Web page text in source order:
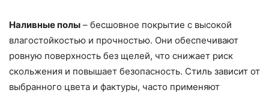
Наливные полы – бесшовное покрытие с высокой
влагостойкостью и прочностью. Они обеспечивают
ровную поверхность без щелей, что снижает риск
скольжения и повышает безопасность. Стиль зависит от
выбранного цвета и фактуры, часто применяют